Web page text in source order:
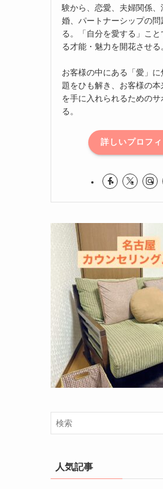
験から、恋愛、夫婦関係
婚、パートナーシップの問
る。「自分を愛する」こ
る才能・魅力を開花させる
お客様の中にある「愛」に
題をひも解き、お客様の本
を手に入れられるための
る。
詳しいプロフ
人気記事